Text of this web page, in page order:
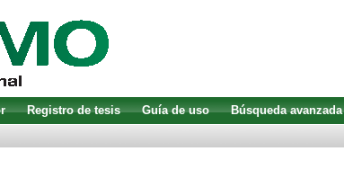
Registro de tesis Guía de uso
Búsqueda avanzada